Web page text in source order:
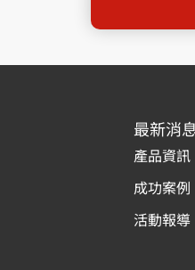
最新消
產品資訊
成功案例
活動報導